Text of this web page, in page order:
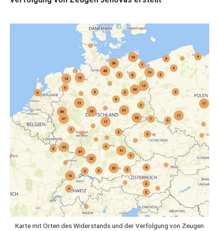
Karte mit Orten des Widerstands und der Verfolgung von Zeugen